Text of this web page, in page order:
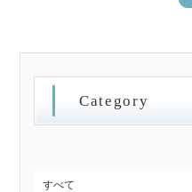
Category
すべて